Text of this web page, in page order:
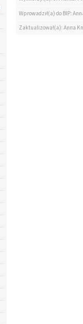
Wprowadził(a) do BIP:
Zaktualizował(a): Anna